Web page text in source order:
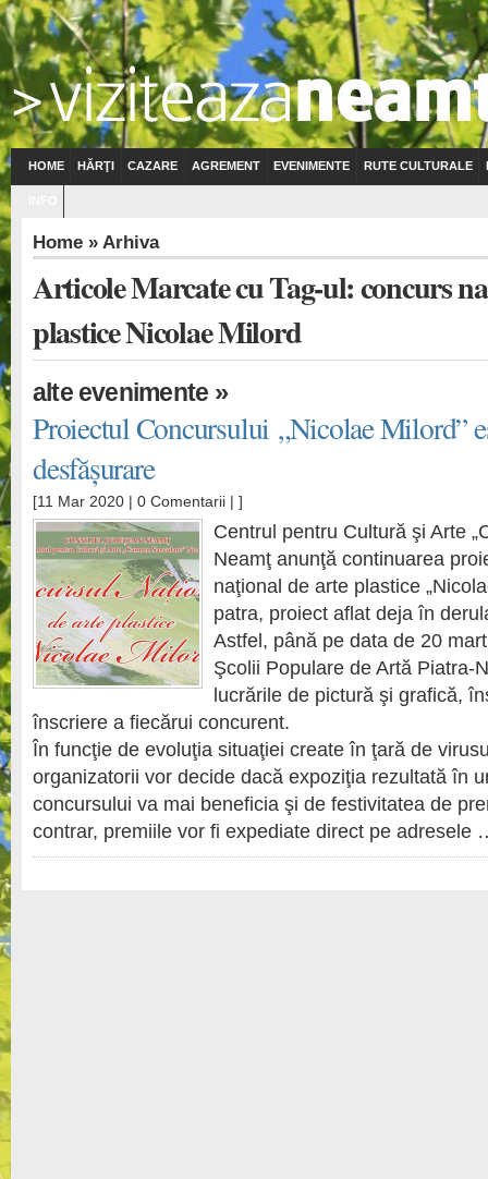
HOME HĂRŢI CAZARE AGREMENT EVENIMENTE RUTE CULTURALE
Home » Arhiva
Articole Marcate cu Tag-ul: concurs
plastice Nicolae Milord
alte evenimente »
Proiectul Concursului „Nicolae Milord”
desfășurare
[11 Mar 2020 | 0 Comentarii | ]
Centrul pentru Cultură şi Arte
Neamţ anunţă continuarea
naţional de arte plastice
patra, proiect aflat deja în
Astfel, până pe data de 20
Şcolii Populare de Artă Piatra-
lucrările de pictură şi grafică,
înscriere a fiecărui concurent.
În funcţie de evoluţia situaţiei create în ţară de
organizatorii vor decide dacă expoziţia rezultată în
concursului va mai beneficia şi de festivitatea de
contrar, premiile vor fi expediate direct pe adresele